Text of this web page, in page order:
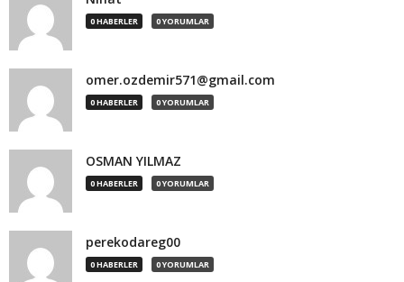
0 HABERLER 0 YORUMLAR
omer.ozdemir571@gmail.com
0 HABERLER 0 YORUMLAR
OSMAN YILMAZ
0 HABERLER 0 YORUMLAR
perekodareg00
0 HABERLER 0 YORUMLAR